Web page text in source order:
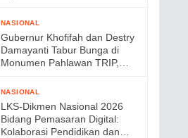
NASIONAL
Gubernur Khofifah dan Destry
Damayanti Tabur Bunga di
Monumen Pahlawan TRIP,
Kepahlawanan
NASIONAL
LKS-Dikmen Nasional 2026
Bidang Pemasaran Digital:
Kolaborasi Pendidikan dan